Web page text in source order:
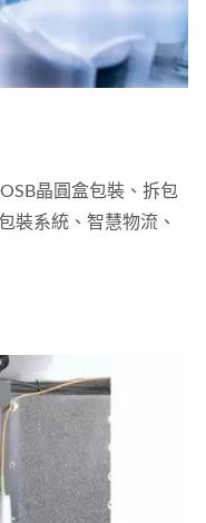
晶圓盒包裝、拆包
裝系統、智慧物流、